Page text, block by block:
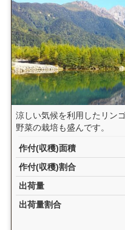
涼しい気候を利用したリン
野菜の栽培も盛んです。
作付(収穫)面積
作付(収穫)割合
出荷量
出荷量割合